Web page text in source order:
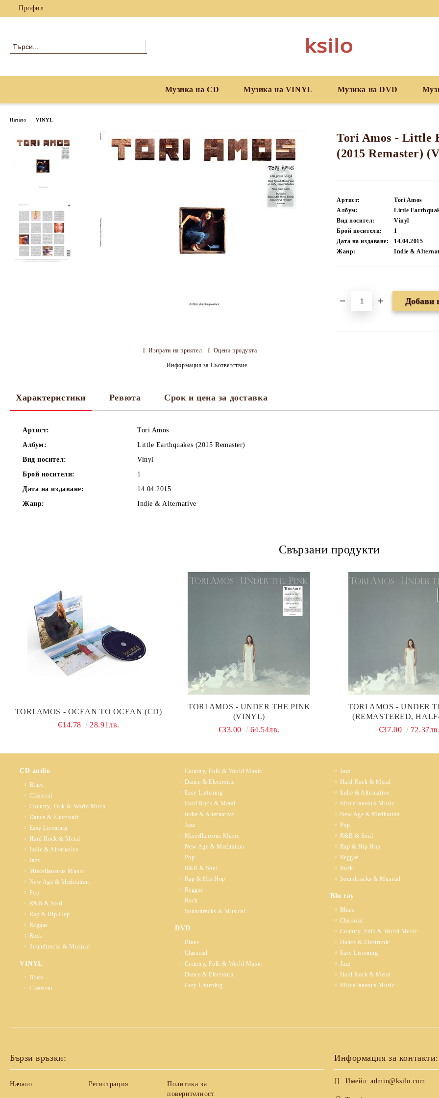
Профил
Музика на CD Музика на VINYL Музика на DVD
Начало VINYL
Tori Amos - Little
(2015 Remaster)
Артист:
Tori Amos
Албум:
Little
Вид носител:
Vinyl
Брой носители:
1
Дата на издаване:
14.04.2015
Жанр:
Indie &
Изпрати на приятел Оцени продукта
Информация за Съответствие
Характеристики Ревюта Срок и цена за доставка
Артист:
Tori Amos
Албум:
Little Earthquakes (2015 Remaster)
Вид носител:
Vinyl
Брой носители:
1
Дата на издаване:
14.04.2015
Жанр:
Indie & Alternative
Свързани продукти
TORI AMOS - OCEAN TO OCEAN (CD)
€14.78
28.91лв.
TORI AMOS - UNDER THE PINK
(VINYL)
€33.00
64.54лв.
TORI AMOS - UNDER
(REMASTERED,
MASTER) (2 X
€37.00
CD audio
Blues
Classical
Country, Folk & World Music
Dance & Electronic
Easy Listening
Hard Rock & Metal
Indie & Alternative
Jazz
Miscellaneous Music
New Age & Meditation
Pop
R&B & Soul
Rap & Hip Hop
Reggae
Rock
Soundtracks & Musical
VINYL
Blues
Classical
Country, Folk & World Music
Dance & Electronic
Easy Listening
Hard Rock & Metal
Indie & Alternative
Jazz
Miscellaneous Music
New Age & Meditation
Pop
R&B & Soul
Rap & Hip Hop
Reggae
Rock
Soundtracks & Musical
DVD
Blues
Classical
Country, Folk & World Music
Dance & Electronic
Easy Listening
Jazz
Hard Rock & Metal
Indie & Alternative
Miscellaneous Music
New Age & Meditation
Pop
R&B & Soul
Rap & Hip Hop
Reggae
Rock
Soundtracks & Musical
Blu ray
Blues
Classical
Country, Folk & World Music
Dance & Electronic
Easy Listening
Jazz
Hard Rock & Metal
Miscellaneous Music
Бързи връзки:
Начало Регистрация
Политика за
поверителност
Информация за контакти:
Имейл: admin@ksilo.com